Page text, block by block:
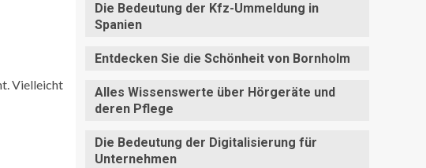
Vielleicht
Die Bedeutung der Kfz-Ummeldung in
Spanien
Entdecken Sie die Schönheit von Bornholm
Alles Wissenswerte über Hörgeräte und
deren Pflege
Die Bedeutung der Digitalisierung für
Unternehmen